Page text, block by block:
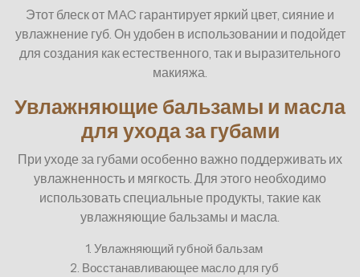
Этот блеск от MAC гарантирует яркий цвет, сияние и
увлажнение губ. Он удобен в использовании и подойдет
для создания как естественного, так и выразительного
макияжа.
Увлажняющие бальзамы и масла
для ухода за губами
При уходе за губами особенно важно поддерживать их
увлажненность и мягкость. Для этого необходимо
использовать специальные продукты, такие как
увлажняющие бальзамы и масла.
1. Увлажняющий губной бальзам
2. Восстанавливающее масло для губ